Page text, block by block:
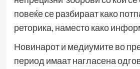
повеќе се разбираат како
реторика, наместо како
Новинарот и медиумите во
период имаат нагласена